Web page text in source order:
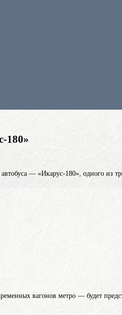
180»
— «Икарус-180», одного из
вагонов метро — будет